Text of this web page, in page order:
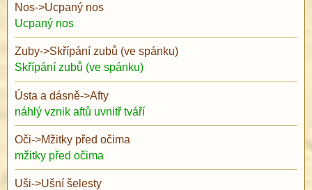
Nos->Ucpaný nos
Ucpaný nos
Zuby->Skřípání zubů (ve spánku)
Skřípání zubů (ve spánku)
Ústa a dásně->Afty
náhlý vznik aftů uvnitř tváří
Oči->Mžitky před očima
mžitky před očima
Uši->Ušní šelesty